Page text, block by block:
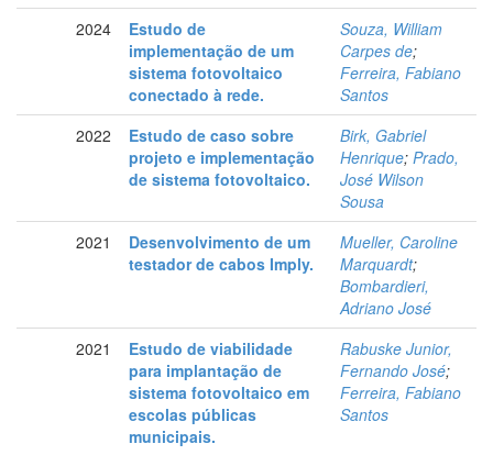
2024
Estudo de
implementação de um
sistema fotovoltaico
conectado à rede.
Souza, William
Carpes de;
Ferreira, Fabiano
Santos
2022
Estudo de caso sobre
projeto e implementação
de sistema fotovoltaico.
Birk, Gabriel
Henrique; Prado,
José Wilson
Sousa
2021
Desenvolvimento de um
testador de cabos Imply.
Mueller, Caroline
Marquardt;
Bombardieri,
Adriano José
2021
Estudo de viabilidade
para implantação de
sistema fotovoltaico em
escolas públicas
municipais.
Rabuske Junior,
Fernando José;
Ferreira, Fabiano
Santos